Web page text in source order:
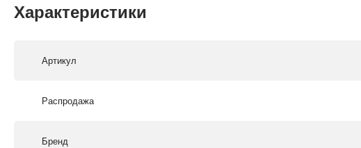
Характеристики
Артикул
Распродажа
Бренд